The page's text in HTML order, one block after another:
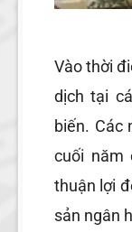
Vào thời
dịch tại
biến. Các
cuối năm
thuận lợi
sản ngân